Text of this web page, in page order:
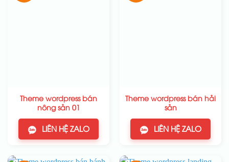
Theme wordpress bán
nông sản 01
LIÊN HỆ ZALO
Theme wordpress bán hải
sản
LIÊN HỆ ZALO